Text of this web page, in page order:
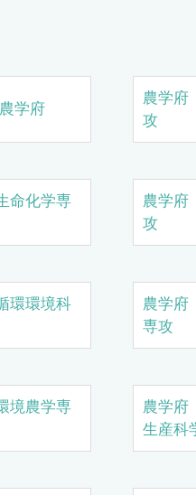
学府
農学
攻
命化学専
農学
攻
環環境科
農学
専攻
境農学専
農学
生産科